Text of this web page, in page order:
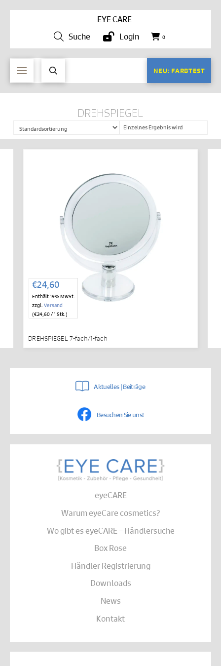
EYE CARE
Suche
Login 0
NEU: FARBTEST
DREHSPIEGEL
Einzelnes Ergebnis wird
angezeigt
€24,60
Enthält 19% MwSt.
zzgl. Versand
(€24,60/ 1 Stk.)
IN DEN WARENKORB
DREHSPIEGEL 7-fach/1-fach
Aktuelles | Beiträge
Besuchen Sie uns!
eyeCARE
Warum eyeCare cosmetics?
Wo gibt es eyeCARE – Händlersuche
Box Rose
Händler Registrierung
Downloads
News
Kontakt